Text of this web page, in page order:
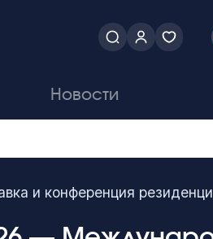
Новости
и конференция